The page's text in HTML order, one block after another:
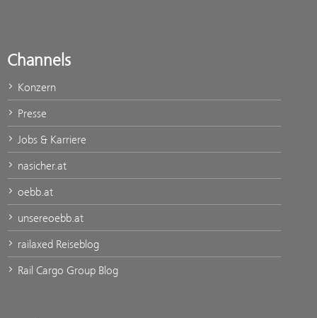
Channels
Konzern
Presse
Jobs & Karriere
nasicher.at
oebb.at
unsereoebb.at
railaxed Reiseblog
Rail Cargo Group Blog